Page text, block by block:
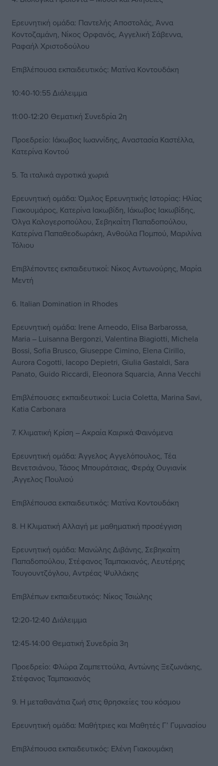
Ερευνητική ομάδα: Παντελής Αποστολάς, Άννα
Κοντοζαμάνη, Νίκος Ορφανός, Αγγελική Σάβεννα,
Ραφαήλ Χριστοδούλου
Επιβλέπουσα εκπαιδευτικός: Ματίνα Κοντουδάκη
10:40-10:55 Διάλειμμα
11:00-12:20 Θεματική Συνεδρία 2η
Προεδρείο: Ιάκωβος Ιωαννίδης, Αναστασία Καστέλλα,
Κατερίνα Κοντού
5. Τα ιταλικά αγροτικά χωριά
Ερευνητική ομάδα: Όμιλος Ερευνητικής Ιστορίας: Ηλίας
Γιακουμάρος, Κατερίνα Ιακωβίδη, Ιάκωβος Ιακωβίδης,
Όλγα Καλογεροπούλου, Σεβηκαίτη Παπαδοπούλου,
Κατερίνα Παπαθεοδωράκη, Ανθούλα Πομπού, Μαριλίνα
Τόλιου
Επιβλέποντες εκπαιδευτικοί: Νίκος Αντωνούρης, Μαρία
Μεντή
6. Italian Domination in Rhodes
Ερευνητική ομάδα: Irene Arneodo, Elisa Barbarossa,
Maria – Luisanna Bergonzi, Valentina Biagiotti, Michela
Bossi, Sofia Brusco, Giuseppe Cimino, Elena Cirillo,
Aurora Cogotti, Iacopo Depietri, Giulia Gastaldi, Sara
Panato, Guido Riccardi, Eleonora Squarcia, Anna Vecchi
Επιβλέπουσες εκπαιδευτικοί: Lucia Coletta, Marina Savi,
Katia Carbonara
7. Κλιματική Κρίση – Ακραία Καιρικά Φαινόμενα
Ερευνητική ομάδα: Άγγελος Αγγελόπουλος, Τέα
Βενετσιάνου, Τάσος Μπουράτσιας, Φεράχ Ουγιανίκ
,Άγγελος Πουλιού
Επιβλέπουσα εκπαιδευτικός: Ματίνα Κοντουδάκη
8. Η Κλιματική Αλλαγή με μαθηματική προσέγγιση
Ερευνητική ομάδα: Μανώλης Διβάνης, Σεβηκαίτη
Παπαδοπούλου, Στέφανος Ταμπακιανός, Λευτέρης
Τουγουντζόγλου, Αντρέας Ψυλλάκης
Επιβλέπων εκπαιδευτικός: Νίκος Τσιώλης
12:20-12:40 Διάλειμμα
12:45-14:00 Θεματική Συνεδρία 3η
Προεδρείο: Φλώρα Ζαμπεττούλα, Αντώνης Ξεζωνάκης,
Στέφανος Ταμπακιανός
9. Η μεταθανάτια ζωή στις θρησκείες του κόσμου
Ερευνητική ομάδα: Μαθήτριες και Μαθητές Γ’ Γυμνασίου
Επιβλέπουσα εκπαιδευτικός: Ελένη Γιακουμάκη